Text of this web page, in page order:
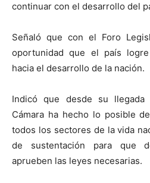
continuar con el desarrollo del
Señaló que con el Foro
oportunidad que el país
hacia el desarrollo de la nación.
Indicó que desde su
Cámara ha hecho lo posible
todos los sectores de la vida
de sustentación para que
aprueben las leyes necesarias.